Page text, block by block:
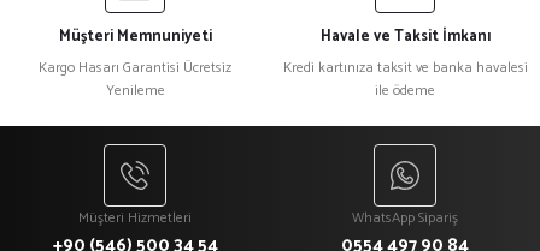
Müşteri Memnuniyeti
Kargo Hasarı Garantisi Ücretsiz
Yenileme
Havale ve Taksit İmkanı
Kredi kartınıza taksit ve banka havalesi
ile ödeme
Müşteri Hizmetleri WhatsApp Sipariş